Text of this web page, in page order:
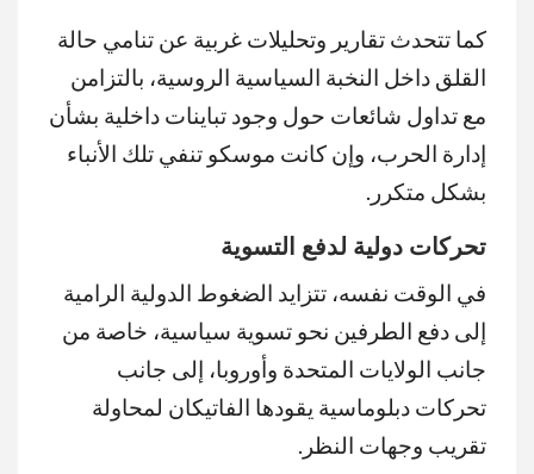
كما تتحدث تقارير وتحليلات غربية عن تنامي حالة
القلق داخل النخبة السياسية الروسية، بالتزامن
مع تداول شائعات حول وجود تباينات داخلية بشأن
إدارة الحرب، وإن كانت موسكو تنفي تلك الأنباء
بشكل متكرر.
تحركات دولية لدفع التسوية
في الوقت نفسه، تتزايد الضغوط الدولية الرامية
إلى دفع الطرفين نحو تسوية سياسية، خاصة من
جانب الولايات المتحدة وأوروبا، إلى جانب
تحركات دبلوماسية يقودها الفاتيكان لمحاولة
تقريب وجهات النظر.